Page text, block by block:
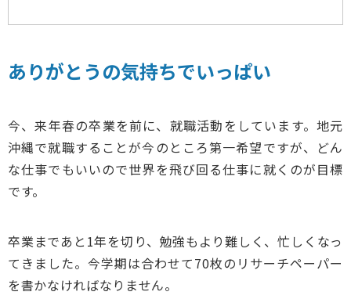
ありがとうの気持ちでいっぱい
今、来年春の卒業を前に、就職活動をしています。地元
沖縄で就職することが今のところ第一希望ですが、どん
な仕事でもいいので世界を飛び回る仕事に就くのが目標
です。
卒業まであと1年を切り、勉強もより難しく、忙しくなっ
てきました。今学期は合わせて70枚のリサーチペーパー
を書かなければなりません。